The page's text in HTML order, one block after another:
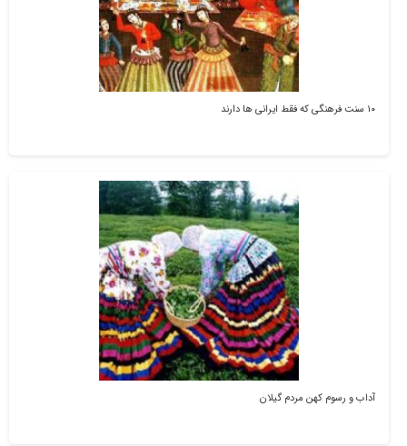
۱۰ سنت فرهنگی که فقط ایرانی ها دارند
آداب و رسوم کهن مردم گیلان